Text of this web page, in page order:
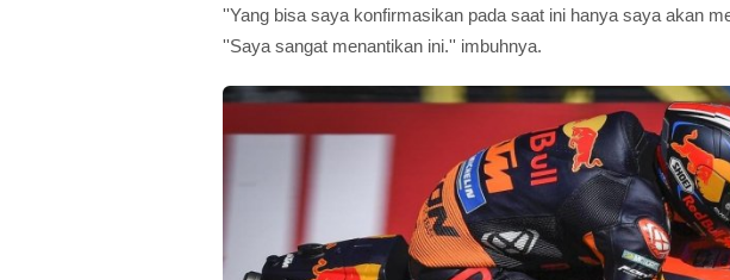
''Yang bisa saya konfirmasikan pada saat ini hanya saya akan
''Saya sangat menantikan ini.'' imbuhnya.